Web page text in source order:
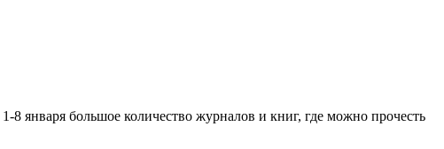
января большое количество журналов и книг, где можно прочесть